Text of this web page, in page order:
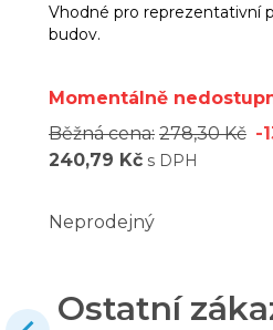
Vhodné pro reprezentativní
budov.
Momentálně
Běžná cena: 278,30 Kč -
240,79 Kč s DPH
Neprodejný
Ostatní